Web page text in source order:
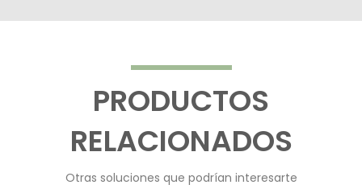
PRODUCTOS
RELACIONADOS
Otras soluciones que podrían interesarte